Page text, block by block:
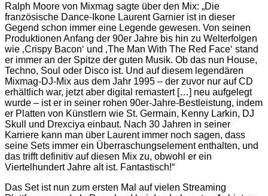
Ralph Moore von Mixmag sagte über den Mix: „Die
französische Dance-Ikone Laurent Garnier ist in dieser
Gegend schon immer eine Legende gewesen. Von seinen
Produktionen Anfang der 90er Jahre bis hin zu Welterfolgen
wie ‚Crispy Bacon‘ und ‚The Man With The Red Face‘ stand
er immer an der Spitze der guten Musik. Ob das nun House,
Techno, Soul oder Disco ist. Und auf diesem legendären
Mixmag-DJ-Mix aus dem Jahr 1995 – der zuvor nur auf CD
erhältlich war, jetzt aber digital remastert […] neu aufgelegt
wurde – ist er in seiner rohen 90er-Jahre-Bestleistung, indem
er Platten von Künstlern wie St. Germain, Kenny Larkin, DJ
Skull und Drexciya einbaut. Nach 30 Jahren in seiner
Karriere kann man über Laurent immer noch sagen, dass
seine Sets immer ein Überraschungselement enthalten, und
das trifft definitiv auf diesen Mix zu, obwohl er ein
Viertelhundert Jahre alt ist. Fantastisch!“
Das Set ist nun zum ersten Mal auf vielen Streaming